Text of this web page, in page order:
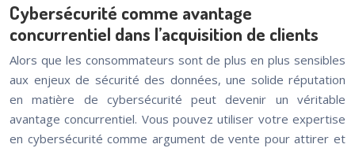
Cybersécurité comme avantage
concurrentiel dans l’acquisition de clients
Alors que les consommateurs sont de plus en plus sensibles
aux enjeux de sécurité des données, une solide réputation
en matière de cybersécurité peut devenir un véritable
avantage concurrentiel. Vous pouvez utiliser votre expertise
en cybersécurité comme argument de vente pour attirer et